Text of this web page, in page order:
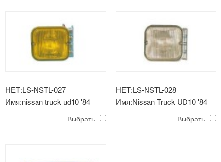
НЕТ:LS-NSTL-027
Имя:nissan truck ud10 '84
Выбрать
НЕТ:LS-NSTL-028
Имя:Nissan Truck UD10 '84
Выбрать